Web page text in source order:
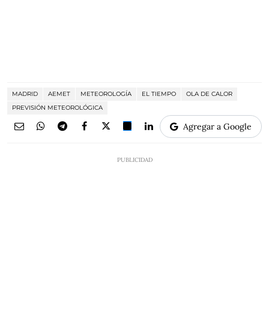
MADRID AEMET METEOROLOGÍA EL TIEMPO
OLA DE CALOR
PREVISIÓN METEOROLÓGICA
Agregar a Google